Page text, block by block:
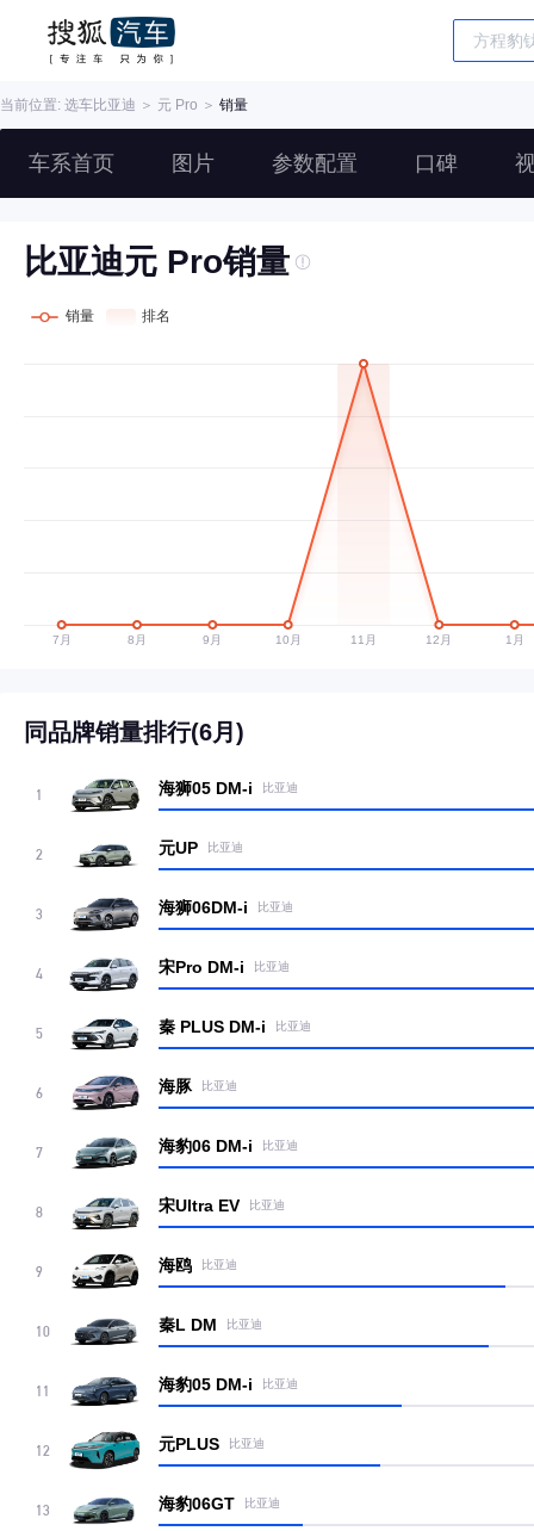
当前位置: 选车比亚迪 ＞ 元 Pro ＞ 销量
车系首页 图片 参数配置 口碑
比亚迪元 Pro销量
同品牌销量排行(6月)
1 海狮05 DM-i 比亚迪
2 元UP 比亚迪
3 海狮06DM-i 比亚迪
4 宋Pro DM-i 比亚迪
5 秦 PLUS DM-i 比亚迪
6 海豚 比亚迪
7 海豹06 DM-i 比亚迪
8 宋Ultra EV 比亚迪
9 海鸥 比亚迪
10 秦L DM 比亚迪
11 海豹05 DM-i 比亚迪
12 元PLUS 比亚迪
13 海豹06GT 比亚迪